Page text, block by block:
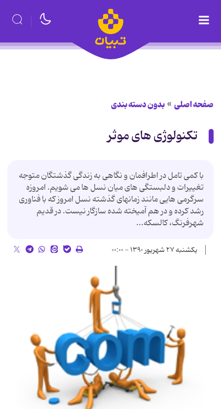
صفحه اصلی بدون دسته بندی
تکنولوژی های موثر
با کمی تامل در اطرافمان و نگاهی به زندگی گذشتگان متوجه
تغییرات و دلبستگی های میان نسل ها می شویم. امروزه
سرگرمی هایی مانند زمانهای گذشته نسل امروز که با فناوری
رشد کرده و در هم آمیخته شده سازگار نیست. در قدیم
شهرفرنگ، کالسکه...
یکشنبه ۲۷ شهریور ۱۳۹۰ - ۰۰:۰۰